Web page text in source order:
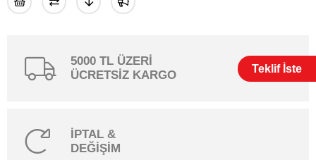
Teklif İste
5000 TL ÜZERİ
ÜCRETSİZ KARGO
İPTAL &
DEĞİŞİM